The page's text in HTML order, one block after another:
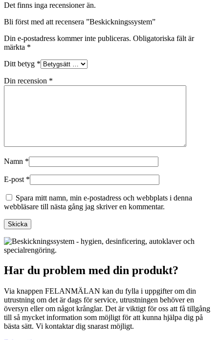
Det finns inga recensioner än.
Bli först med att recensera ”Beskickningssystem”
Din e-postadress kommer inte publiceras. Obligatoriska fält är
märkta *
Ditt betyg *
Din recension *
Namn *
E-post *
Spara mitt namn, min e-postadress och webbplats i denna
webbläsare till nästa gång jag skriver en kommentar.
Har du problem med din produkt?
Via knappen FELANMÄLAN kan du fylla i uppgifter om din
utrustning om det är dags för service, utrustningen behöver en
översyn eller om något krånglar. Det är viktigt för oss att få tillgång
till så mycket information som möjligt för att kunna hjälpa dig på
bästa sätt. Vi kontaktar dig snarast möjligt.